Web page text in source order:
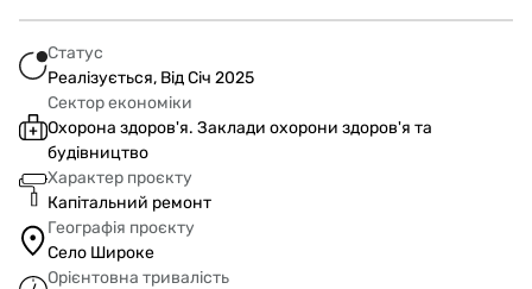
Статус
Реалізується, Від Січ 2025
Сектор економіки
Охорона здоров'я. Заклади охорони здоров'я та
будівництво
Характер проєкту
Капітальний ремонт
Географія проєкту
Село Широке
Орієнтовна тривалість